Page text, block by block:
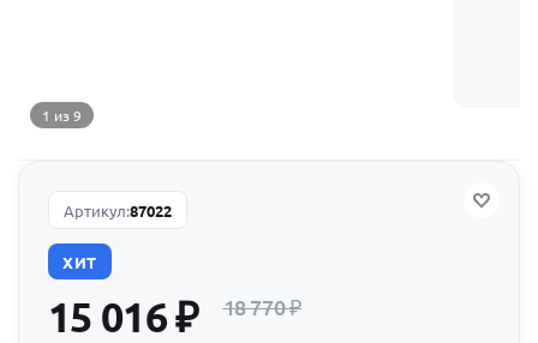
1 из 9
Артикул:87022
ХИТ
15 016₽ 18 770₽